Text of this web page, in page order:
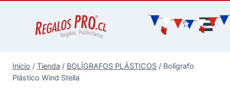
Inicio / Tienda / BOLÍGRAFOS PLÁSTICOS / Bolígrafo
Plástico Wind Stella